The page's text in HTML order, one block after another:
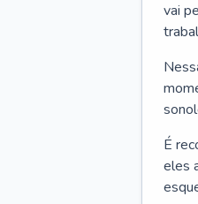
vai
É
eles